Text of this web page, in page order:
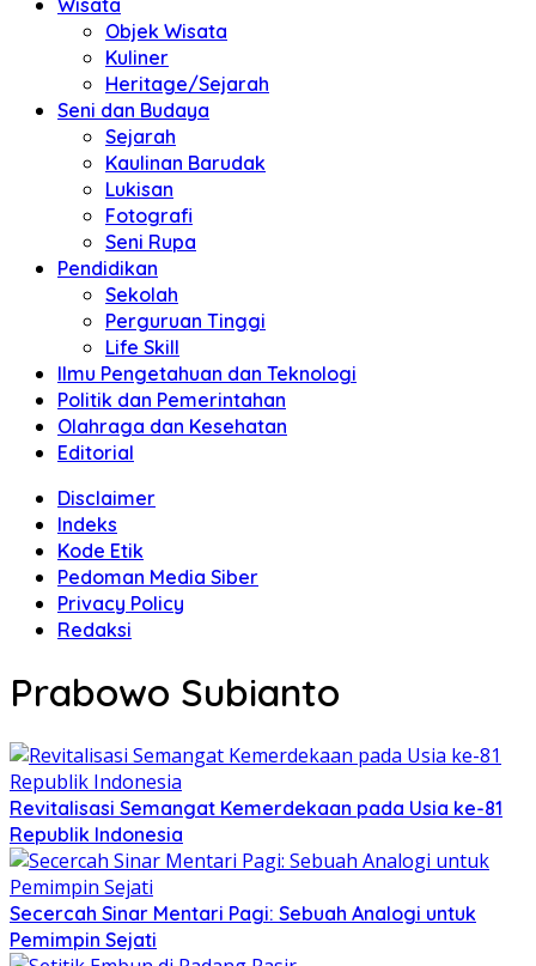
Wisata
Objek Wisata
Kuliner
Heritage/Sejarah
Seni dan Budaya
Sejarah
Kaulinan Barudak
Lukisan
Fotografi
Seni Rupa
Pendidikan
Sekolah
Perguruan Tinggi
Life Skill
Ilmu Pengetahuan dan Teknologi
Politik dan Pemerintahan
Olahraga dan Kesehatan
Editorial
Disclaimer
Indeks
Kode Etik
Pedoman Media Siber
Privacy Policy
Redaksi
Prabowo Subianto
Revitalisasi Semangat Kemerdekaan pada Usia ke-81
Republik Indonesia
Secercah Sinar Mentari Pagi: Sebuah Analogi untuk
Pemimpin Sejati